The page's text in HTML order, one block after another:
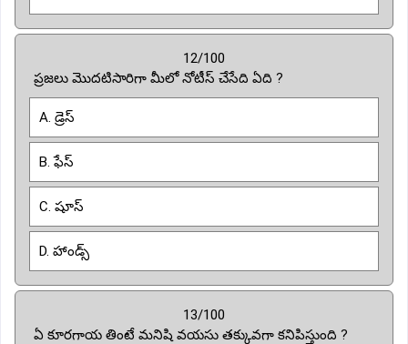
12/100
ప్రజలు మొదటిసారిగా మీలో నోటీస్ చేసేది ఏది ?
A. డ్రెస్
B. ఫేస్
C. షూస్
D. హాండ్స్
13/100
ఏ కూరగాయ తింటే మనిషి వయసు తక్కువగా కనిపిస్తుంది ?